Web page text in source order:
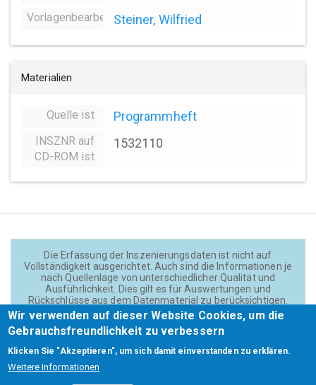
VorlagenbearbeitungSteiner, Wilfried
Materialien
Quelle ist Programmheft
INSZNR auf
CD-ROM ist
1532110
Die Erfassung der Inszenierungsdaten ist nicht auf
Vollständigkeit ausgerichtet. Auch sind die Informationen je
nach Quellenlage von unterschiedlicher Qualität und
Ausführlichkeit. Dies gilt es für Auswertungen und
Rückschlüsse aus dem Datenmaterial zu berücksichtigen.
Daten und Texte auf der Website sind - wenn nicht anders
angegeben - lizensiert unterCC BY 4.0(Creator:
Theadok.at).
Wir verwenden auf dieser Website Cookies, um die
Gebrauchsfreundlichkeit zu verbessern
Klicken Sie "Akzeptieren", um sich damit einverstanden zu erklären.
Weitere Informationen